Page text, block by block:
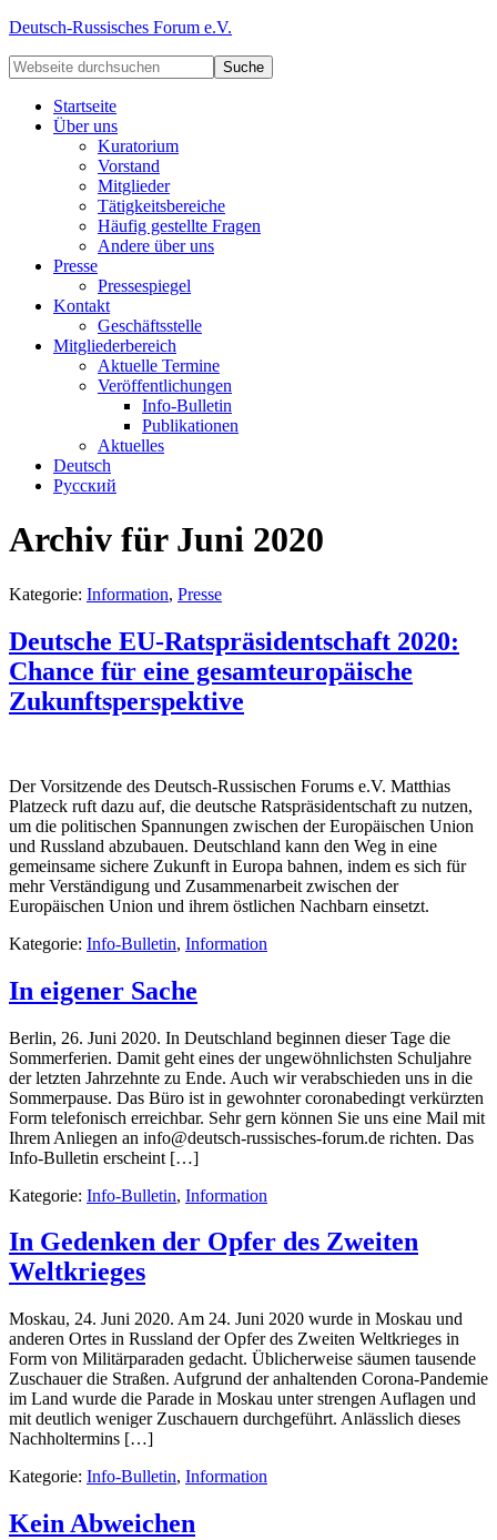
Deutsch-Russisches Forum e.V.
Startseite
Über uns
Kuratorium
Vorstand
Mitglieder
Tätigkeitsbereiche
Häufig gestellte Fragen
Andere über uns
Presse
Pressespiegel
Kontakt
Geschäftsstelle
Mitgliederbereich
Aktuelle Termine
Veröffentlichungen
Info-Bulletin
Publikationen
Aktuelles
Deutsch
Русский
Archiv für Juni 2020
Kategorie: Information, Presse
Deutsche EU-Ratspräsidentschaft 2020:
Chance für eine gesamteuropäische
Zukunftsperspektive
Der Vorsitzende des Deutsch-Russischen Forums e.V. Matthias
Platzeck ruft dazu auf, die deutsche Ratspräsidentschaft zu nutzen,
um die politischen Spannungen zwischen der Europäischen Union
und Russland abzubauen. Deutschland kann den Weg in eine
gemeinsame sichere Zukunft in Europa bahnen, indem es sich für
mehr Verständigung und Zusammenarbeit zwischen der
Europäischen Union und ihrem östlichen Nachbarn einsetzt.
Kategorie: Info-Bulletin, Information
In eigener Sache
Berlin, 26. Juni 2020. In Deutschland beginnen dieser Tage die
Sommerferien. Damit geht eines der ungewöhnlichsten Schuljahre
der letzten Jahrzehnte zu Ende. Auch wir verabschieden uns in die
Sommerpause. Das Büro ist in gewohnter coronabedingt verkürzten
Form telefonisch erreichbar. Sehr gern können Sie uns eine Mail mit
Ihrem Anliegen an info@deutsch-russisches-forum.de richten. Das
Info-Bulletin erscheint […]
Kategorie: Info-Bulletin, Information
In Gedenken der Opfer des Zweiten
Weltkrieges
Moskau, 24. Juni 2020. Am 24. Juni 2020 wurde in Moskau und
anderen Ortes in Russland der Opfer des Zweiten Weltkrieges in
Form von Militärparaden gedacht. Üblicherweise säumen tausende
Zuschauer die Straßen. Aufgrund der anhaltenden Corona-Pandemie
im Land wurde die Parade in Moskau unter strengen Auflagen und
mit deutlich weniger Zuschauern durchgeführt. Anlässlich dieses
Nachholtermins […]
Kategorie: Info-Bulletin, Information
Kein Abweichen